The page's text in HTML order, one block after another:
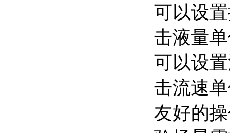
可以设
击液量
可以设
击流速
友好的